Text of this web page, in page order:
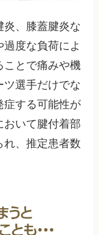
炎、膝蓋腱炎な
度な負荷によ
ことで痛みや機
ツ選手だけでな
症する可能性が
おいて腱付着部
れ、推定患者数